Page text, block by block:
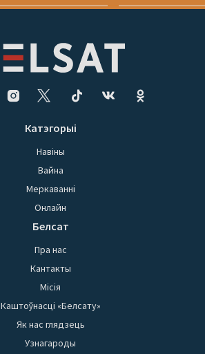
Катэгорыі
Навіны
Вайна
Меркаванні
Онлайн
Белсат
Пра нас
Кантакты
Місія
Каштоўнасці «Белсату»
Як нас глядзець
Узнагароды